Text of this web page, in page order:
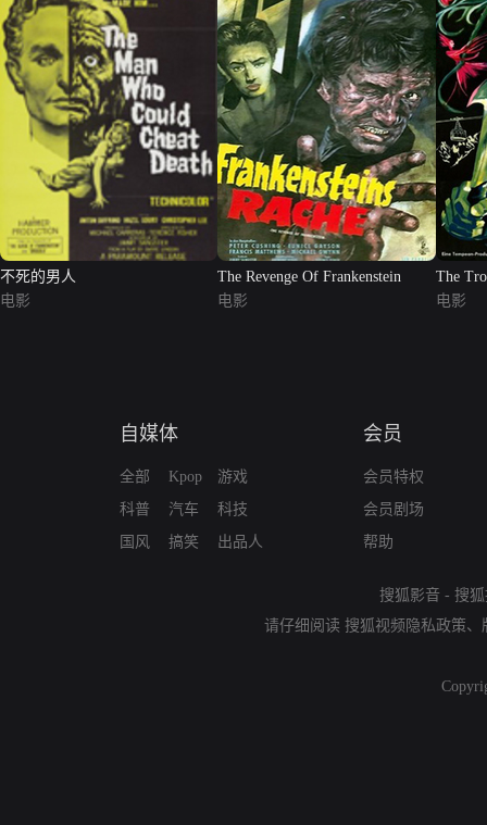
不死的男人
电影
The Revenge Of Frankenstein
电影
The
电影
自媒体
全部
科普
国风
Kpop
汽车
搞笑
游戏
科技
出品人
会员
会员特权
会员剧场
帮助
搜狐影音 - 搜
请仔细阅读 搜狐视频隐私政策、